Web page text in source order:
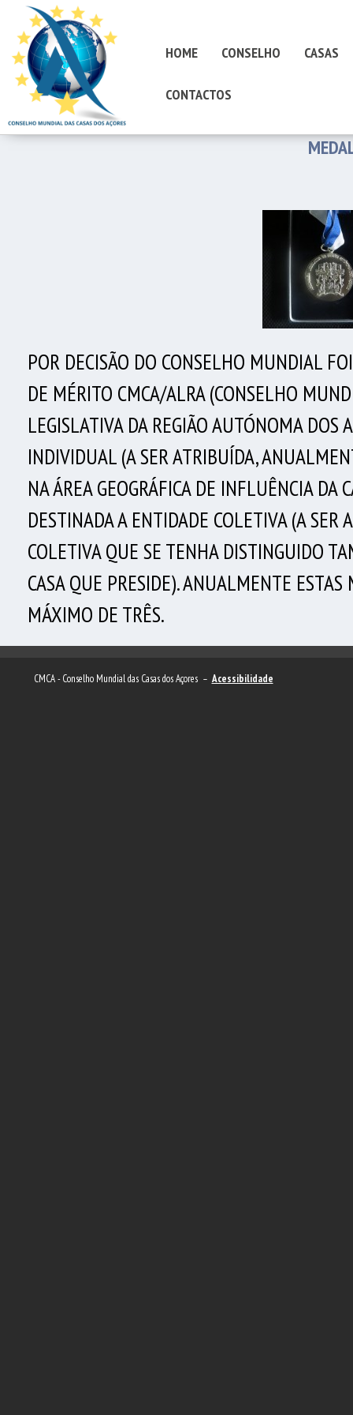
HOME CONSELHO CASAS
CONTACTOS
POR DECISÃO DO CONSELHO MUNDIAL
DE MÉRITO CMCA/ALRA (CONSELHO
LEGISLATIVA DA REGIÃO AUTÓNOMA DOS
INDIVIDUAL (A SER ATRIBUÍDA,
NA ÁREA GEOGRÁFICA DE INFLUÊNCIA DA
DESTINADA A ENTIDADE COLETIVA (A SER
COLETIVA QUE SE TENHA DISTINGUIDO
CASA QUE PRESIDE). ANUALMENTE
MÁXIMO DE TRÊS.
CMCA - Conselho Mundial das Casas dos Açores – Acessibilidade